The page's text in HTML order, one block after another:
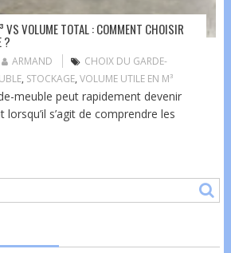
VS VOLUME TOTAL : COMMENT CHOISIR
?
ARMAND
CHOIX DU GARDE-
, STOCKAGE, VOLUME UTILE EN M³
meuble peut rapidement devenir
s’agit de comprendre les